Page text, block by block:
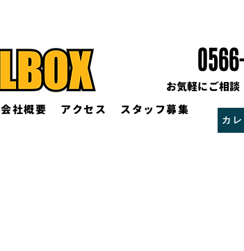
お気軽にご相談
会社概要 アクセス スタッフ募集
カ